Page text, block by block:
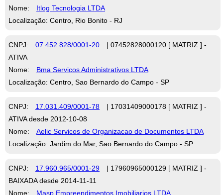
Nome:
Itlog Tecnologia LTDA
Localização: Centro, Rio Bonito - RJ
CNPJ: 07.452.828/0001-20
| 07452828000120 [ MATRIZ ] -
ATIVA
Nome:
Bma Servicos Administrativos LTDA
Localização: Centro, Sao Bernardo do Campo - SP
CNPJ: 17.031.409/0001-78
| 17031409000178 [ MATRIZ ] -
ATIVA desde 2012-10-08
Nome:
Aelic Servicos de Organizacao de Documentos LTDA
Localização: Jardim do Mar, Sao Bernardo do Campo - SP
CNPJ: 17.960.965/0001-29
| 17960965000129 [ MATRIZ ] -
BAIXADA desde 2014-11-11
Nome:
Masp Empreendimentos Imobiliarios LTDA